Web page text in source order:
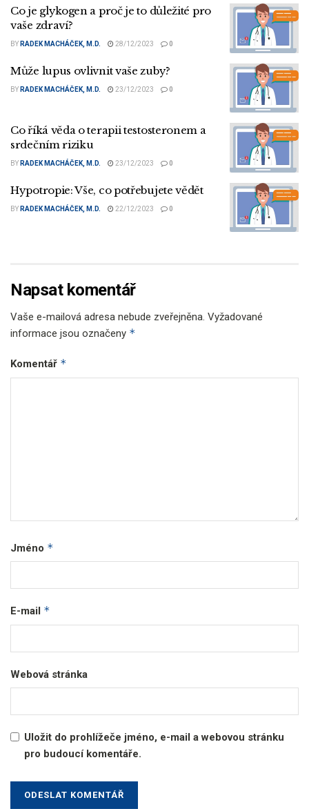
Co je glykogen a proč je to důležité pro
vaše zdraví?
BY RADEK MACHÁČEK, M.D. 28/12/2023 0
Může lupus ovlivnit vaše zuby?
BY RADEK MACHÁČEK, M.D. 23/12/2023 0
Co říká věda o terapii testosteronem a
srdečním riziku
BY RADEK MACHÁČEK, M.D. 23/12/2023 0
Hypotropie: Vše, co potřebujete vědět
BY RADEK MACHÁČEK, M.D. 22/12/2023 0
Napsat komentář
Vaše e-mailová adresa nebude zveřejněna. Vyžadované
informace jsou označeny *
Komentář *
Jméno *
E-mail *
Webová stránka
Uložit do prohlížeče jméno, e-mail a webovou stránku
pro budoucí komentáře.